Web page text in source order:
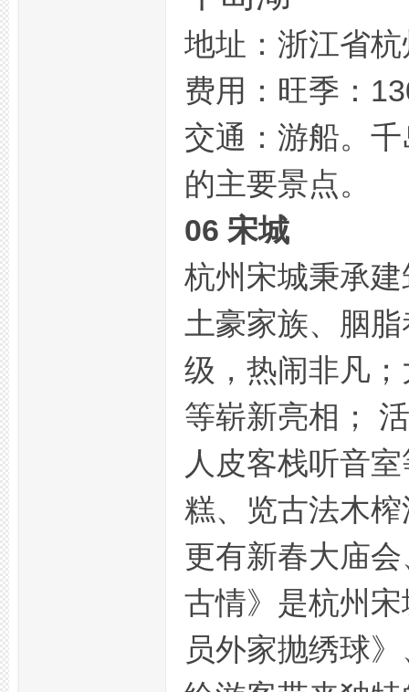
地址：浙江省
费用：旺季：
交通：游船。
的主要景点。
06 宋城
杭州宋城秉承
土豪家族、胭
级，热闹非凡
等崭新亮相；
人皮客栈听音
糕、览古法木
更有新春大庙
古情》是杭州
员外家抛绣球